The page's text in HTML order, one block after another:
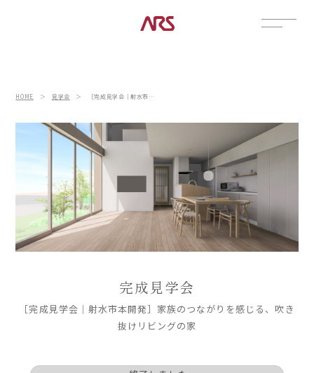
展示場
資料請求
建築実例
コラム
インタビュー
土地情報
お知らせ
HOME ＞ 見学会 ＞ ［完成見学会｜射水市本開発］家族のつながりを感じる、吹き抜けリビングの家
完成見学会
［完成見学会｜射水市本開発］家族のつながりを感じる、吹き
抜けリビングの家